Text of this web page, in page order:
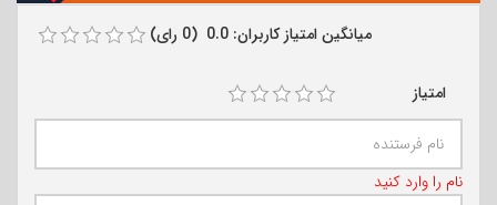
میانگین امتیاز کاربران: 0.0 (0 رای)
امتیاز
نام را وارد کنید